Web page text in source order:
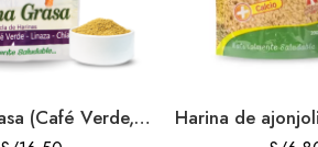
Quema Grasa (Café Verde, Té Verde, Chia, Linaza) Bolsa 100gr